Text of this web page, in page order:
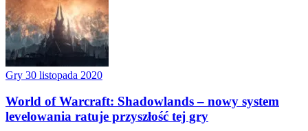
Gry 30 listopada 2020
World of Warcraft: Shadowlands – nowy system
levelowania ratuje przyszłość tej gry